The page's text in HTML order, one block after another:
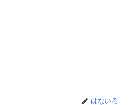
はないろ